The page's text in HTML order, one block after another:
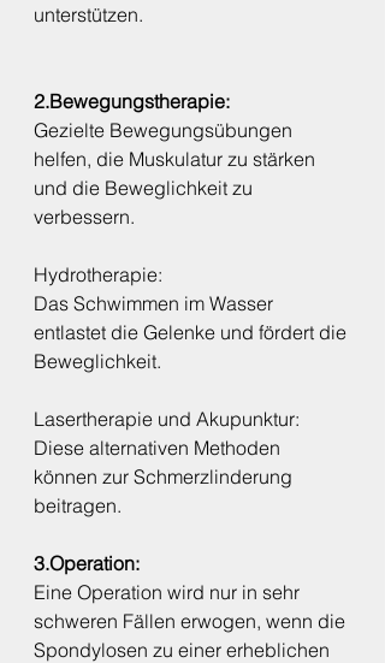
unterstützen.
2.Bewegungstherapie:
Gezielte Bewegungsübungen
helfen, die Muskulatur zu stärken
und die Beweglichkeit zu
verbessern.
Hydrotherapie:
Das Schwimmen im Wasser
entlastet die Gelenke und fördert die
Beweglichkeit.
Lasertherapie und Akupunktur:
Diese alternativen Methoden
können zur Schmerzlinderung
beitragen.
3.Operation:
Eine Operation wird nur in sehr
schweren Fällen erwogen, wenn die
Spondylosen zu einer erheblichen